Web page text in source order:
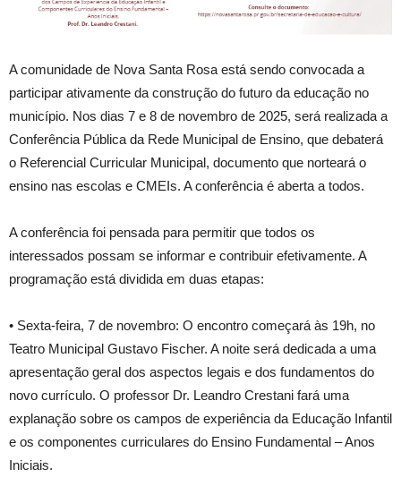
Acomunidade de Nova Santa Rosa está sendo convocada a
participar ativamente da construção do futuro da educação no
município. Nos dias 7 e 8 de novembro de 2025, será realizada a
Conferência Pública da Rede Municipal de Ensino, que debaterá
o Referencial Curricular Municipal, documento que norteará o
ensino nas escolas e CMEIs. A conferência é aberta a todos.
A conferência foi pensada para permitir que todos os
interessados possam se informar e contribuir efetivamente. A
programação está dividida em duas etapas:
• Sexta-feira, 7 de novembro: O encontro começará às 19h, no
Teatro Municipal Gustavo Fischer. A noite será dedicada a uma
apresentação geral dos aspectos legais e dos fundamentos do
novo currículo. O professor Dr. Leandro Crestani fará uma
explanação sobre os campos de experiência da Educação Infantil
e os componentes curriculares do Ensino Fundamental – Anos
Iniciais.